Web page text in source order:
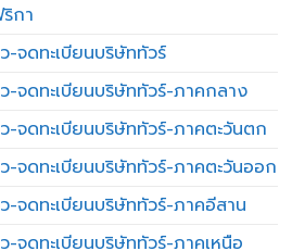
กา
-จดทะเบียนบริษัททัวร์
-จดทะเบียนบริษัททัวร์-ภาคกลาง
-จดทะเบียนบริษัททัวร์-ภาคตะวันตก
-จดทะเบียนบริษัททัวร์-ภาคตะวันออก
-จดทะเบียนบริษัททัวร์-ภาคอีสาน
-จดทะเบียนบริษัททัวร์-ภาคเหนือ